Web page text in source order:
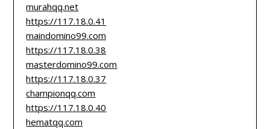
murahqq.net
https://117.18.0.41
maindomino99.com
https://117.18.0.38
masterdomino99.com
https://117.18.0.37
championqq.com
https://117.18.0.40
hematqq.com